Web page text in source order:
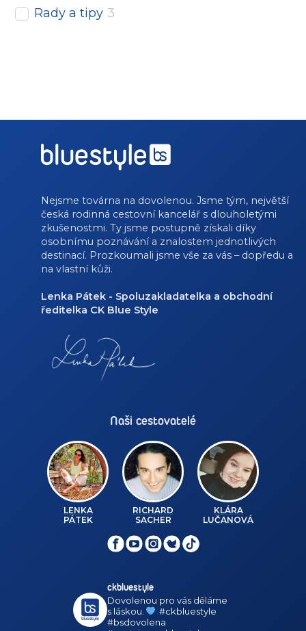
Rady a tipy 3
Nejsme továrna na dovolenou. Jsme tým, největší
česká rodinná cestovní kancelář s dlouholetými
zkušenostmi. Ty jsme postupně získali díky
osobnímu poznávání a znalostem jednotlivých
destinací. Prozkoumali jsme vše za vás – dopředu a
na vlastní kůži.
Lenka Pátek - Spoluzakladatelka a obchodní
ředitelka CK Blue Style
Naši cestovatelé
LENKA
PÁTEK
RICHARD
SACHER
KLÁRA
LUČANOVÁ
ckbluestyle
Dovolenou pro vás děláme
s láskou.
#ckbluestyle
#bsdovolena